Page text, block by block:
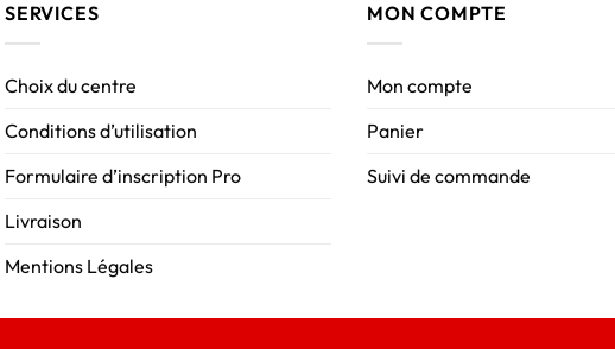
SERVICES
Choix du centre
Conditions d’utilisation
Formulaire d’inscription Pro
Livraison
Mentions Légales
MON COMPTE
Mon compte
Panier
Suivi de commande